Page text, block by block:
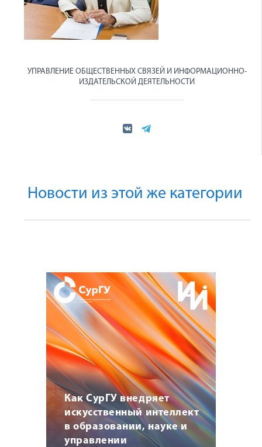
УПРАВЛЕНИЕ ОБЩЕСТВЕННЫХ СВЯЗЕЙ И ИНФОРМАЦИОННО-
ИЗДАТЕЛЬСКОЙ ДЕЯТЕЛЬНОСТИ
Новости из этой же категории
Как СурГУ внедряет
искусственный интеллект
в образовании, науке и
управлении